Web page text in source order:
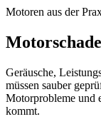
Motoren aus der
Geräusche,
müssen sauber
Motorprobleme und
kommt.